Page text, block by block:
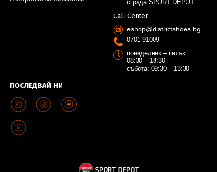
ПОСЛЕДВАЙ НИ
сграда SPORT DEPOT
Call Center
eshop@districtshoes.bg
0701 91009
понеделник – петък:
08:30 – 18:30
събота: 09:30 – 13:30